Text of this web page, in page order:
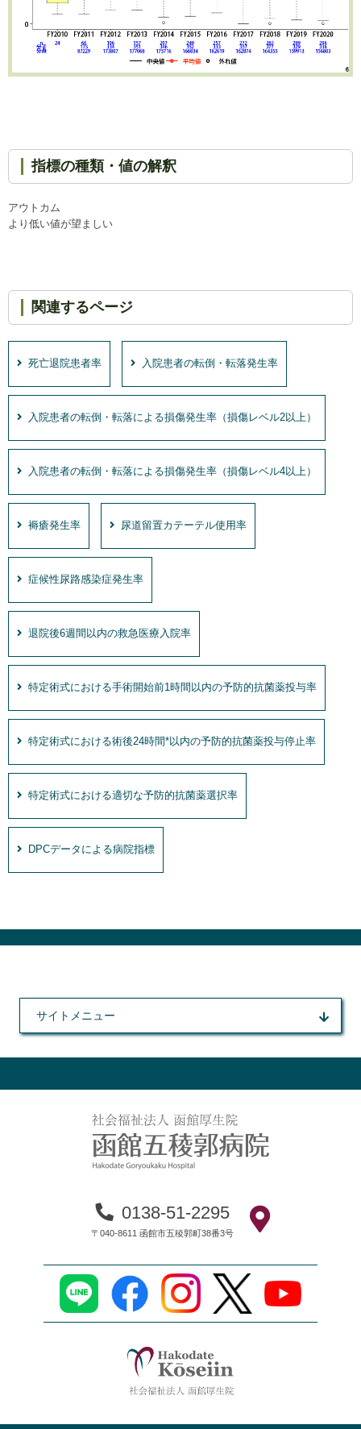
指標の種類・値の解釈
アウトカム
より低い値が望ましい
関連するページ
死亡退院患者率 入院患者の転倒・転落発生率
入院患者の転倒・転落による損傷発生率（損傷レベル2以上）
入院患者の転倒・転落による損傷発生率（損傷レベル4以上）
褥瘡発生率 尿道留置カテーテル使用率
症候性尿路感染症発生率
退院後6週間以内の救急医療入院率
特定術式における手術開始前1時間以内の予防的抗菌薬投与率
特定術式における術後24時間*以内の予防的抗菌薬投与停止率
特定術式における適切な予防的抗菌薬選択率
DPCデータによる病院指標
サイトメニュー
0138-51-2295
〒040-8611 函館市五稜郭町38番3号